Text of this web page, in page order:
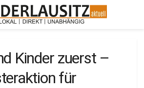
Kinder zuerst –
für